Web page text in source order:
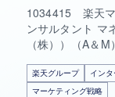
1034415 楽天マ
ンサルタント マ
（株））（A＆M）
楽天グループ
イン
マーケティング戦略